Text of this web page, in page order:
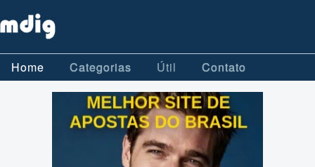
Home Categorias Útil Contato